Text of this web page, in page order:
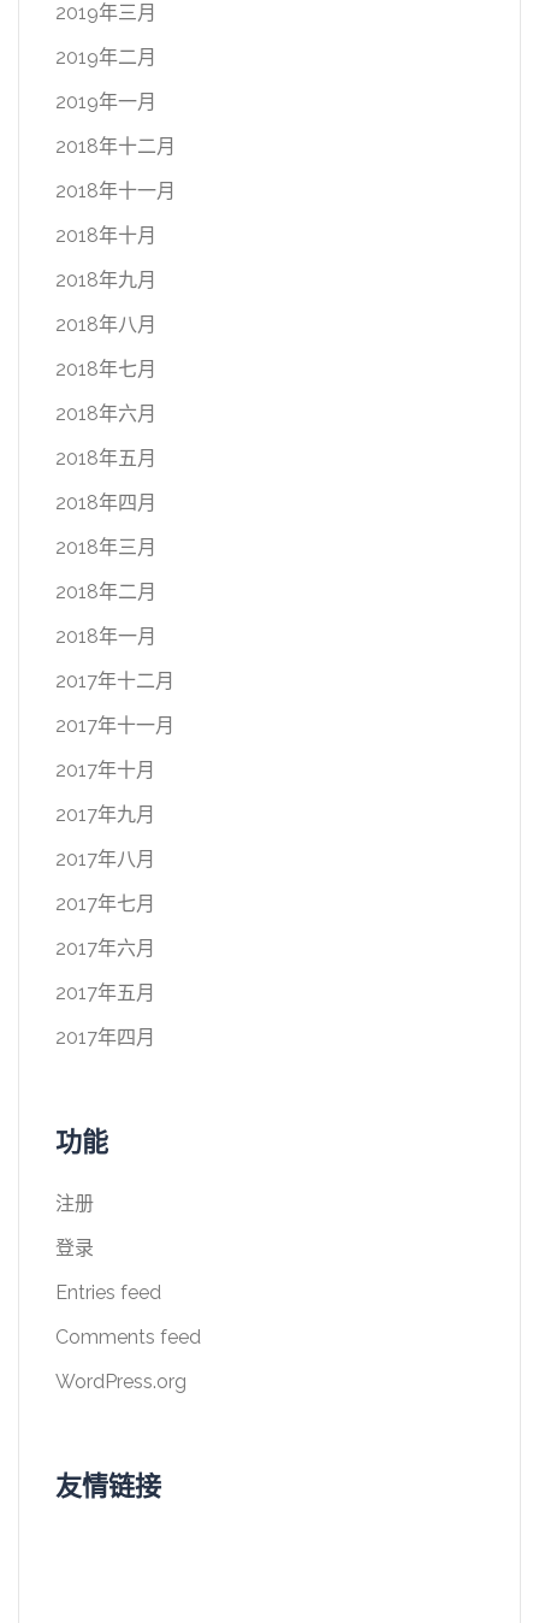
2019年三月
2019年二月
2019年一月
2018年十二月
2018年十一月
2018年十月
2018年九月
2018年八月
2018年七月
2018年六月
2018年五月
2018年四月
2018年三月
2018年二月
2018年一月
2017年十二月
2017年十一月
2017年十月
2017年九月
2017年八月
2017年七月
2017年六月
2017年五月
2017年四月
功能
注册
登录
Entries feed
Comments feed
WordPress.org
友情链接